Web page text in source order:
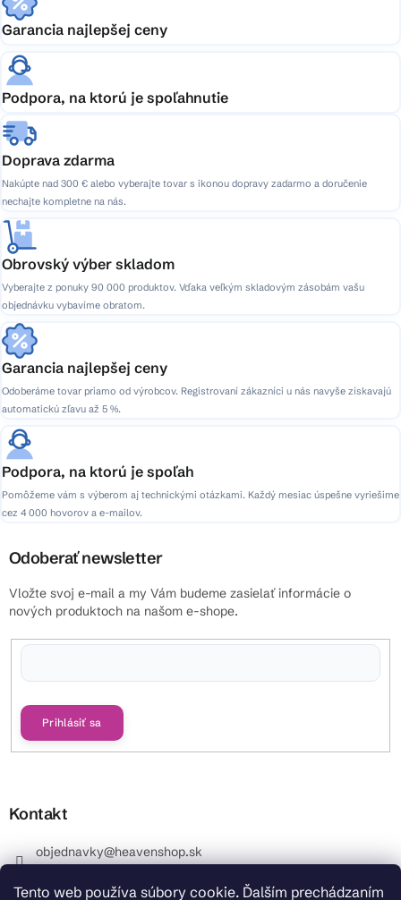
Tento web používa súbory cookie. Ďalším prechádzaním
Garancia najlepšej ceny
Podpora, na ktorú je spoľahnutie
Doprava zdarma
Nakúpte nad 300 € alebo vyberajte tovar s ikonou dopravy zadarmo a doručenie
nechajte kompletne na nás.
Obrovský výber skladom
Vyberajte z ponuky 90 000 produktov. Vďaka veľkým skladovým zásobám vašu
objednávku vybavíme obratom.
Garancia najlepšej ceny
Odoberáme tovar priamo od výrobcov. Registrovaní zákazníci u nás navyše získavajú
automatickú zľavu až 5 %.
Podpora, na ktorú je spoľah
Pomôžeme vám s výberom aj technickými otázkami. Každý mesiac úspešne vyriešime
cez 4 000 hovorov a e-mailov.
Odoberať newsletter
Vložte svoj e-mail a my Vám budeme zasielať informácie o
nových produktoch na našom e-shope.
Prihlásiť sa
Kontakt
objednavky@heavenshop.sk
_Info objednávky : +421 914 399 399 Pracovné dni od